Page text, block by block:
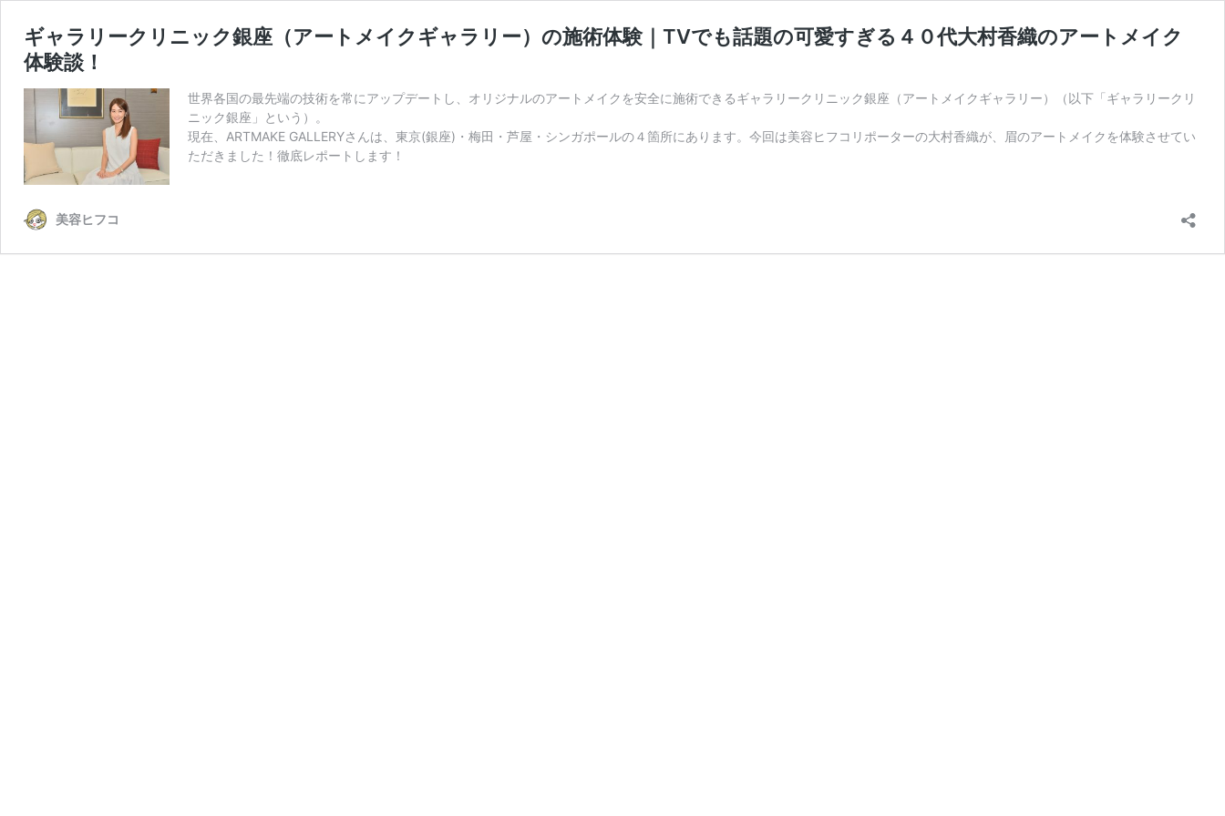
ギャラリークリニック銀座（アートメイクギャラリー）の施術体験｜TVでも話題の可愛すぎる４０代大村香織のアートメイク
体験談！
世界各国の最先端の技術を常にアップデートし、オリジナルのアートメイクを安全に施術できるギャラリークリニック銀座（アートメイクギャラリー）（以下「ギャラリークリ
ニック銀座」という）。
現在、ARTMAKE GALLERYさんは、東京(銀座)・梅田・芦屋・シンガポールの４箇所にあります。今回は美容ヒフコリポーターの大村香織が、眉のアートメイクを体験させてい
ただきました！徹底レポートします！
美容ヒフコ